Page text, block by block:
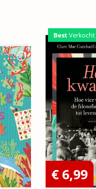
BestVerkocht
€ 6,99